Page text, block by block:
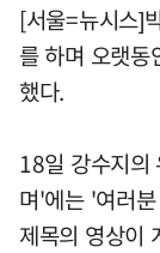
[서울=뉴시스]
를 하며 오랫동
했다.
18일 강수지의
며'에는 '여러
제목의 영상이